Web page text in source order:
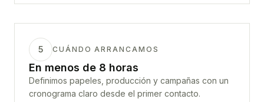
5 CUÁNDO ARRANCAMOS
En menos de 8 horas
Definimos papeles, producción y campañas con un
cronograma claro desde el primer contacto.